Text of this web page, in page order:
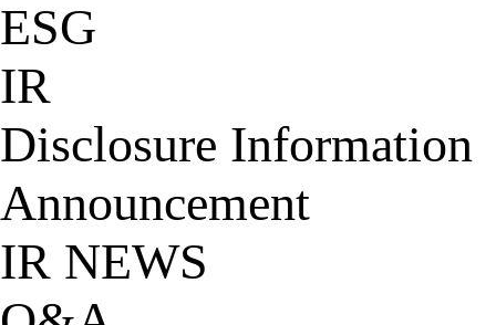
ESG
IR
Disclosure Information
Announcement
IR NEWS